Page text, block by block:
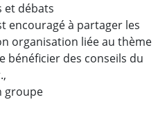
et débats
encouragé à partager les
organisation liée au thème
bénéficier des conseils du
groupe